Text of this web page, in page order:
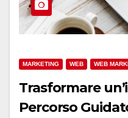
MARKETING WEB WEB
Trasformare
Percorso